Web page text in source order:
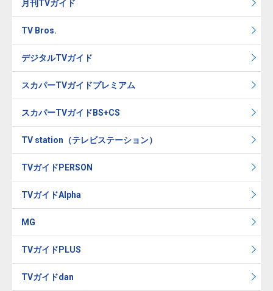
月刊TVガイド
TV Bros.
デジタルTVガイド
スカパーTVガイドプレミアム
スカパーTVガイドBS+CS
TV station（テレビステーション）
TVガイドPERSON
TVガイドAlpha
MG
TVガイドPLUS
TVガイドdan